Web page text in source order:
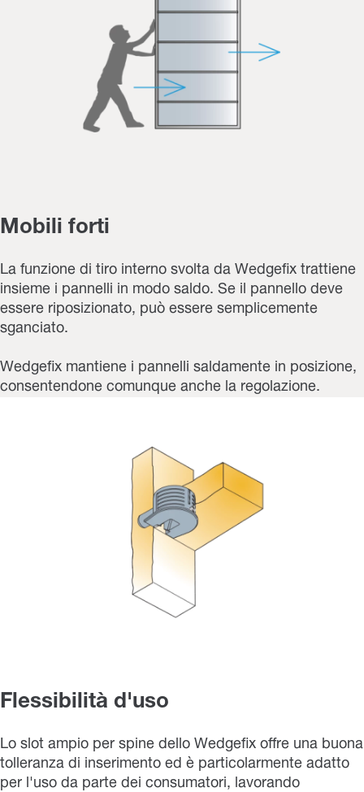
Mobili forti
La funzione di tiro interno svolta da Wedgefix trattiene
insieme i pannelli in modo saldo. Se il pannello deve
essere riposizionato, può essere semplicemente
sganciato.
Wedgefix mantiene i pannelli saldamente in posizione,
consentendone comunque anche la regolazione.
Flessibilità d'uso
Lo slot ampio per spine dello Wedgefix offre una buona
tolleranza di inserimento ed è particolarmente adatto
per l'uso da parte dei consumatori, lavorando